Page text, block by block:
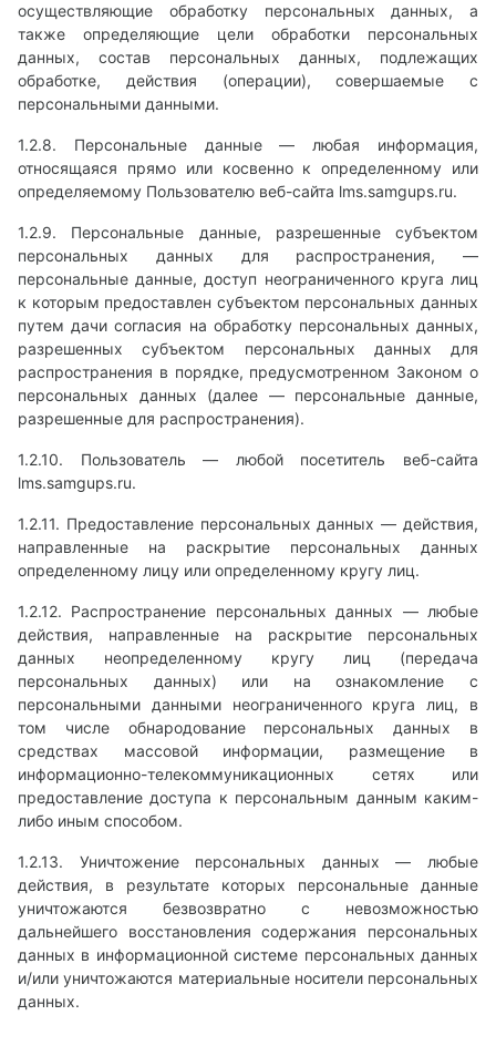
осуществляющие обработку персональных данных, а
также определяющие цели обработки персональных
данных, состав персональных данных, подлежащих
обработке, действия (операции), совершаемые с
персональными данными.
1.2.8. Персональные данные — любая информация,
относящаяся прямо или косвенно к определенному или
определяемому Пользователю веб-сайта lms.samgups.ru.
1.2.9. Персональные данные, разрешенные субъектом
персональных данных для распространения, —
персональные данные, доступ неограниченного круга лиц
к которым предоставлен субъектом персональных данных
путем дачи согласия на обработку персональных данных,
разрешенных субъектом персональных данных для
распространения в порядке, предусмотренном Законом о
персональных данных (далее — персональные данные,
разрешенные для распространения).
1.2.10. Пользователь — любой посетитель веб-сайта
lms.samgups.ru.
1.2.11. Предоставление персональных данных — действия,
направленные на раскрытие персональных данных
определенному лицу или определенному кругу лиц.
1.2.12. Распространение персональных данных — любые
действия, направленные на раскрытие персональных
данных неопределенному кругу лиц (передача
персональных данных) или на ознакомление с
персональными данными неограниченного круга лиц, в
том числе обнародование персональных данных в
средствах массовой информации, размещение в
информационно-телекоммуникационных сетях или
предоставление доступа к персональным данным каким-
либо иным способом.
1.2.13. Уничтожение персональных данных — любые
действия, в результате которых персональные данные
уничтожаются безвозвратно с невозможностью
дальнейшего восстановления содержания персональных
данных в информационной системе персональных данных
и/или уничтожаются материальные носители персональных
данных.